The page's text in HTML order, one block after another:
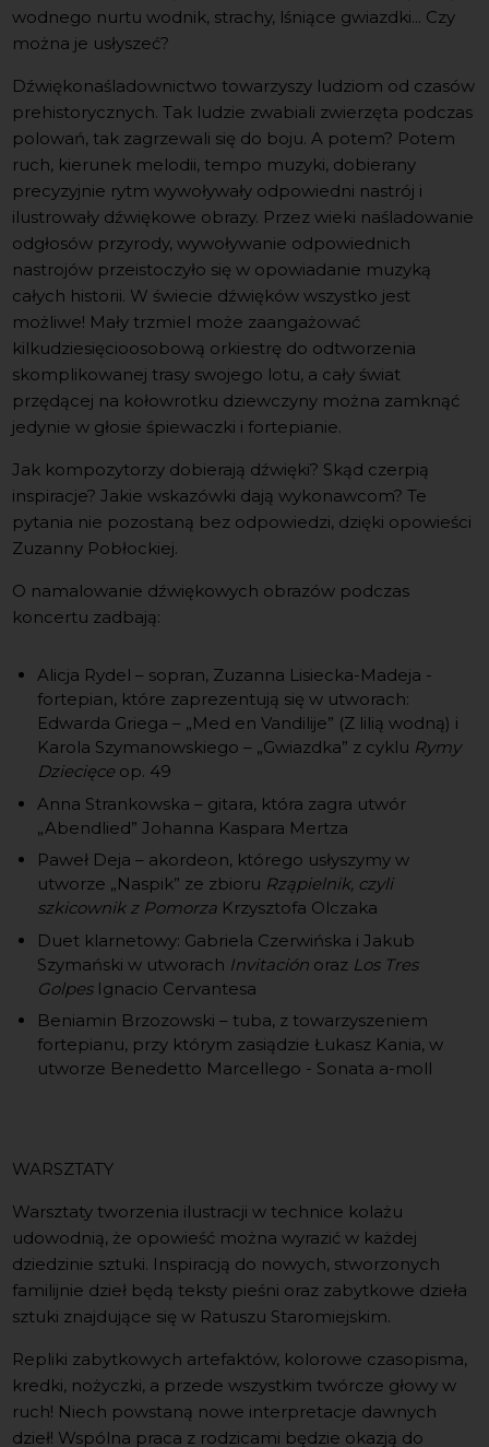
wodnego nurtu wodnik, strachy, lśniące gwiazdki... Czy
można je usłyszeć?
Dźwiękonaśladownictwo towarzyszy ludziom od czasów
prehistorycznych. Tak ludzie zwabiali zwierzęta podczas
polowań, tak zagrzewali się do boju. A potem? Potem
ruch, kierunek melodii, tempo muzyki, dobierany
precyzyjnie rytm wywoływały odpowiedni nastrój i
ilustrowały dźwiękowe obrazy. Przez wieki naśladowanie
odgłosów przyrody, wywoływanie odpowiednich
nastrojów przeistoczyło się w opowiadanie muzyką
całych historii. W świecie dźwięków wszystko jest
możliwe! Mały trzmiel może zaangażować
kilkudziesięcioosobową orkiestrę do odtworzenia
skomplikowanej trasy swojego lotu, a cały świat
przędącej na kołowrotku dziewczyny można zamknąć
jedynie w głosie śpiewaczki i fortepianie.
Jak kompozytorzy dobierają dźwięki? Skąd czerpią
inspiracje? Jakie wskazówki dają wykonawcom? Te
pytania nie pozostaną bez odpowiedzi, dzięki opowieści
Zuzanny Pobłockiej.
O namalowanie dźwiękowych obrazów podczas
koncertu zadbają:
Alicja Rydel – sopran, Zuzanna Lisiecka-Madeja -
fortepian, które zaprezentują się w utworach:
Edwarda Griega – „Med en Vandilije” (Z lilią wodną) i
Karola Szymanowskiego – „Gwiazdka” z cyklu Rymy
Dziecięceop. 49
Anna Strankowska – gitara, która zagra utwór
„Abendlied” Johanna Kaspara Mertza
Paweł Deja – akordeon, którego usłyszymy w
utworze „Naspik” ze zbioru Rząpielnik, czyli
szkicownik z Pomorza Krzysztofa Olczaka
Duet klarnetowy: Gabriela Czerwińska i Jakub
Szymański w utworach Invitación oraz Los Tres
Golpes Ignacio Cervantesa
Beniamin Brzozowski – tuba, z towarzyszeniem
fortepianu, przy którym zasiądzie Łukasz Kania, w
utworze Benedetto Marcellego - Sonata a-moll
WARSZTATY
Warsztaty tworzenia ilustracji w technice kolażu
udowodnią, że opowieść można wyrazić w każdej
dziedzinie sztuki. Inspiracją do nowych, stworzonych
familijnie dzieł będą teksty pieśni oraz zabytkowe dzieła
sztuki znajdujące się w Ratuszu Staromiejskim.
Repliki zabytkowych artefaktów, kolorowe czasopisma,
kredki, nożyczki, a przede wszystkim twórcze głowy w
ruch! Niech powstaną nowe interpretacje dawnych
dzieł! Wspólna praca z rodzicami będzie okazją do